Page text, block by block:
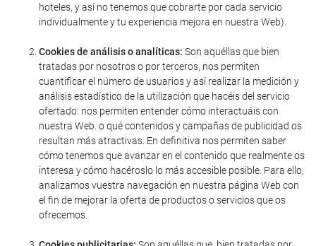
hoteles, y así no tenemos que cobrarte por cada servicio
individualmente y tu experiencia mejora en nuestra Web).
Cookies de análisis o analíticas: Son aquéllas que bien
tratadas por nosotros o por terceros, nos permiten
cuantificar el número de usuarios y así realizar la medición y
análisis estadístico de la utilización que hacéis del servicio
ofertado: nos permiten entender cómo interactuáis con
nuestra Web. o qué contenidos y campañas de publicidad os
resultan más atractivas. En definitiva nos permiten saber
cómo tenemos que avanzar en el contenido que realmente os
interesa y cómo hacéroslo lo más accesible posible. Para ello,
analizamos vuestra navegación en nuestra página Web con
el fin de mejorar la oferta de productos o servicios que os
ofrecemos.